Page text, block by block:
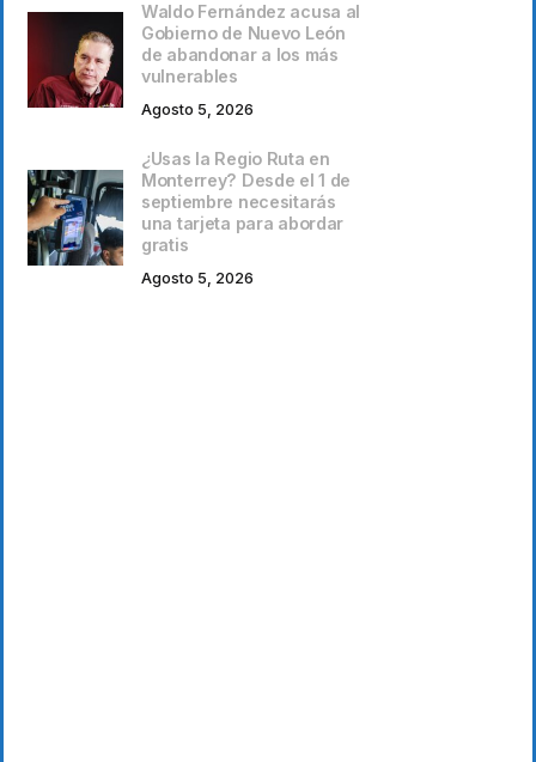
Waldo Fernández acusa al
Gobierno de Nuevo León
de abandonar a los más
vulnerables
Agosto 5, 2026
¿Usas la Regio Ruta en
Monterrey? Desde el 1 de
septiembre necesitarás
una tarjeta para abordar
gratis
Agosto 5, 2026